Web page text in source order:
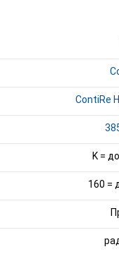
ContiRe
K =
160 =